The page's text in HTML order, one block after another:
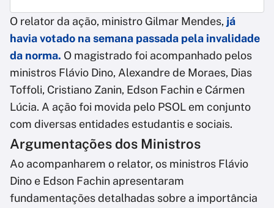
O relator da ação, ministro Gilmar Mendes, já
havia votado na semana passada pela invalidade
da norma. O magistrado foi acompanhado pelos
ministros Flávio Dino, Alexandre de Moraes, Dias
Toffoli, Cristiano Zanin, Edson Fachin e Cármen
Lúcia. A ação foi movida pelo PSOL em conjunto
com diversas entidades estudantis e sociais.
Argumentações dos Ministros
Ao acompanharem o relator, os ministros Flávio
Dino e Edson Fachin apresentaram
fundamentações detalhadas sobre a importância